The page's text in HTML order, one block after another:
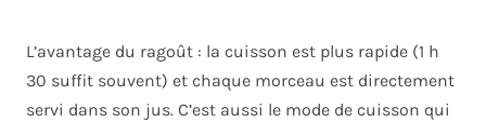
L’avantage du ragoût : la cuisson est plus rapide (1 h
30 suffit souvent) et chaque morceau est directement
servi dans son jus. C’est aussi le mode de cuisson qui